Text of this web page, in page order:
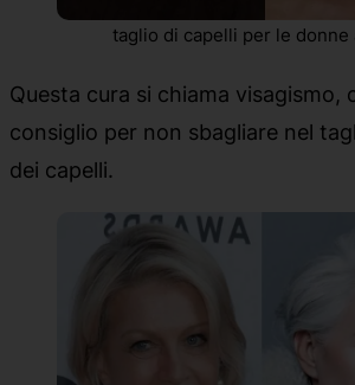
taglio di capelli per le donne
Questa cura si chiama visagismo,
consiglio per non sbagliare nel
dei capelli.